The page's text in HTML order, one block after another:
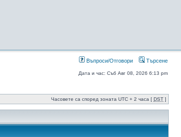
Въпроси/Отговори Търсене
Дата и час: Съб Авг 08, 2026 6:13 pm
Часовете са според зоната UTC + 2 часа [ DST ]